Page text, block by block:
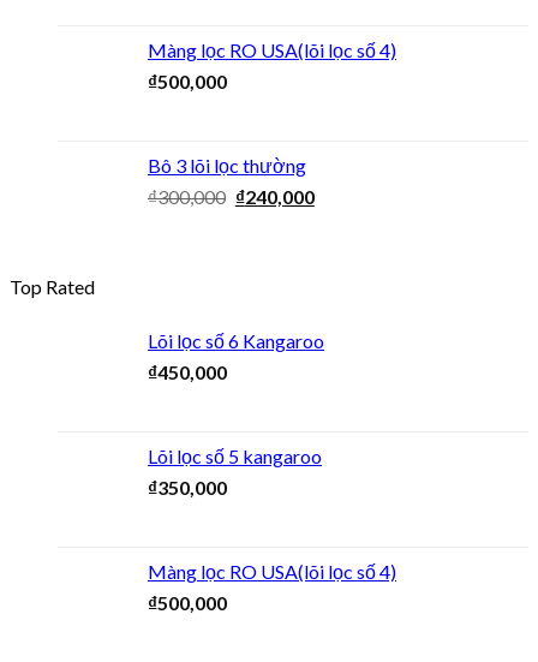
Màng lọc RO USA(lõi lọc số 4)
₫500,000
Bô 3 lõi lọc thường
₫300,000 ₫240,000
Top Rated
Lõi lọc số 6 Kangaroo
₫450,000
Lõi lọc số 5 kangaroo
₫350,000
Màng lọc RO USA(lõi lọc số 4)
₫500,000